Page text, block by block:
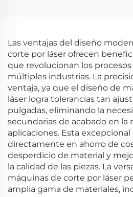
Las ventajas del diseño
corte por láser ofrecen
que revolucionan los
múltiples industrias. La
ventaja, ya que el diseño de
láser logra tolerancias tan
pulgadas, eliminando la
secundarias de acabado en la
aplicaciones. Esta
directamente en ahorro de
desperdicio de material y
la calidad de las piezas. La
máquinas de corte por láser
amplia gama de materiales,